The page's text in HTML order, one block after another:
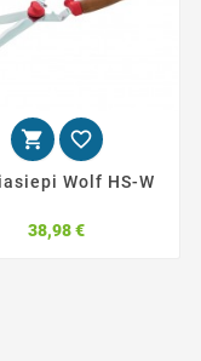
 
Wolf HS-W
38,98 €Prezzo